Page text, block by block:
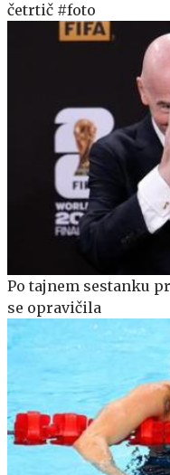
četrtič #foto
Po tajnem sestanku
se opravičila